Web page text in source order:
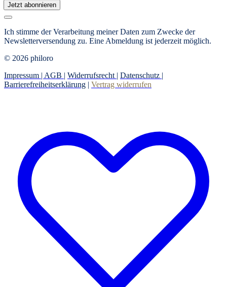
Jetzt abonnieren
Ich stimme der Verarbeitung meiner Daten zum Zwecke der
Newsletterversendung zu. Eine Abmeldung ist jederzeit möglich.
© 2026 philoro
Impressum | AGB | Widerrufsrecht | Datenschutz |
Barrierefreiheitserklärung | Vertrag widerrufen